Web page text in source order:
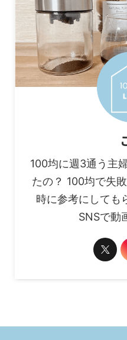
100均に週3通う主
たの？ 100均で失
時に参考にしても
SNSで動